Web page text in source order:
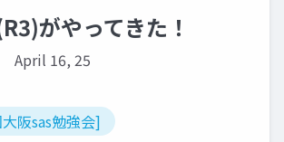
がやってきた！
April 16, 25
阪sas勉強会]